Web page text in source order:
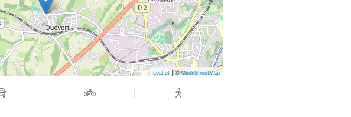
Leaflet| ©OpenStreetMap